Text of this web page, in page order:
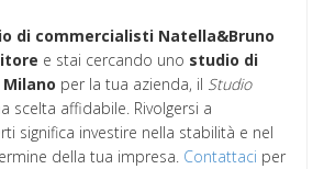
di commercialisti Natella&Bruno
e stai cercando uno studio di
per la tua azienda, il Studio
scelta affidabile. Rivolgersi a
significa investire nella stabilità e nel
della tua impresa. Contattaci per